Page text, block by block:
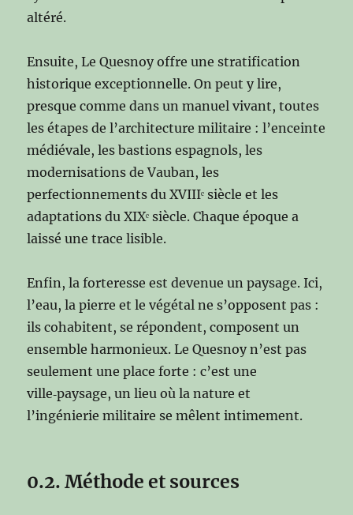
altéré.
Ensuite, Le Quesnoy offre une stratification
historique exceptionnelle. On peut y lire,
presque comme dans un manuel vivant, toutes
les étapes de l’architecture militaire : l’enceinte
médiévale, les bastions espagnols, les
modernisations de Vauban, les
perfectionnements du XVIIIᵉ siècle et les
adaptations du XIXᵉ siècle. Chaque époque a
laissé une trace lisible.
Enfin, la forteresse est devenue un paysage. Ici,
l’eau, la pierre et le végétal ne s’opposent pas :
ils cohabitent, se répondent, composent un
ensemble harmonieux. Le Quesnoy n’est pas
seulement une place forte : c’est une
ville‑paysage, un lieu où la nature et
l’ingénierie militaire se mêlent intimement.
0.2. Méthode et sources